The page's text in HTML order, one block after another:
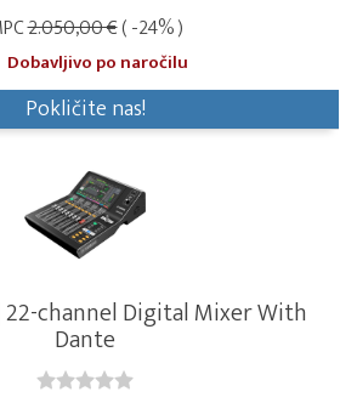
2.050,00 €( -24% )
Dobavljivo po naročilu
Pokličite nas!
22-channel Digital Mixer With
Dante